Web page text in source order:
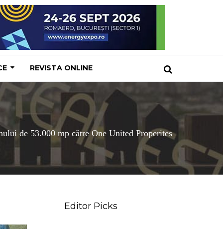
REVISTA ONLINE
de 53.000 mp către One United Properites
Editor Picks